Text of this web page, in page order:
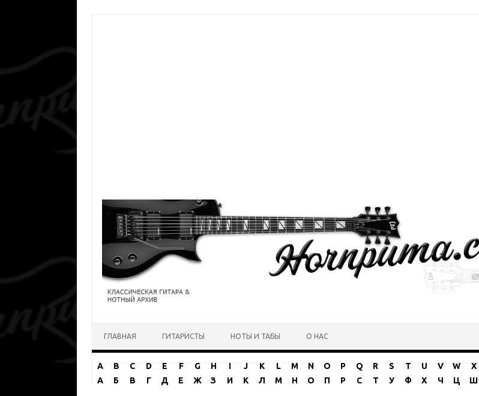
ГЛАВНАЯ ГИТАРИСТЫ НОТЫ И ТАБЫ О НАС
A B C D E F G H I J K L M N O P Q R S T U V W X
А
Б В Г Д Е Ж З И К Л М Н О П Р С Т У Ф Х Ч Ц Ш